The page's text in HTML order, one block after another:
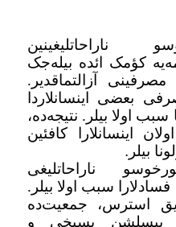
ناراحاتلیغینین
کؤمک ائده بیله‌جک
آزالتماقدیر.
بعضی اینسانلاردا
سبب اولا بیلر. نتیجه‌ده،
اینسانلارا کافئین
بیلر .
ناراحاتلیغی
سبب اولا بیلر.
استرس، جمعیت‌ده
پیسلشن پسیخی و